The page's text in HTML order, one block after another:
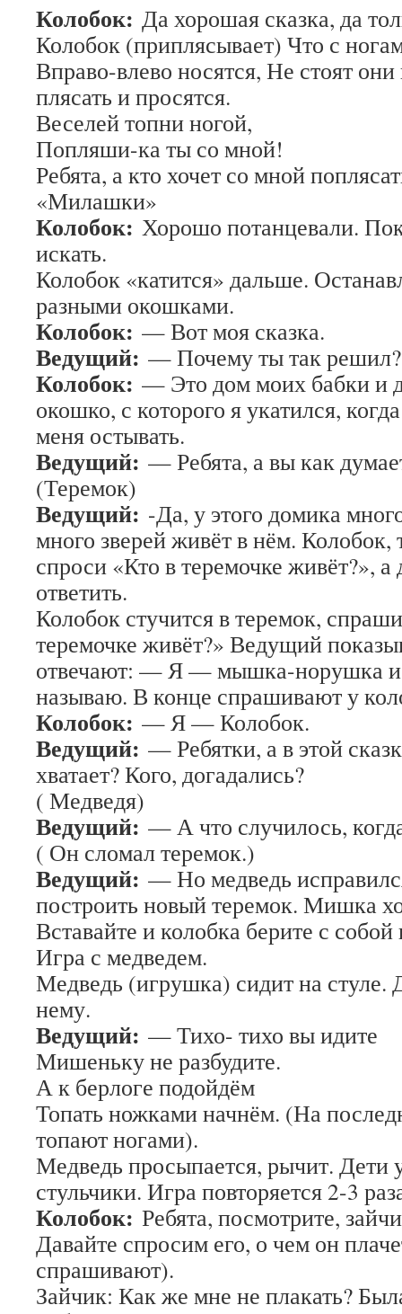
Колобок: Да хорошая сказка, да
Колобок (приплясывает) Что с
Вправо-влево носятся, Не стоят они
плясать и просятся.
Веселей топни ногой,
Попляши-ка ты со мной!
Ребята, а кто хочет со мной
«Милашки»
Колобок: Хорошо потанцевали.
искать.
Колобок «катится» дальше.
разными окошками.
Колобок: — Вот моя сказка.
Ведущий: — Почему ты так решил?
Колобок: — Это дом моих бабки и
окошко, с которого я укатился,
меня остывать.
Ведущий: — Ребята, а вы как
(Теремок)
Ведущий: -Да, у этого домика
много зверей живёт в нём.
спроси «Кто в теремочке живёт?», а
ответить.
Колобок стучится в теремок,
теремочке живёт?» Ведущий
отвечают: — Я — мышка-норушка и
называю. В конце спрашивают у
Колобок: — Я — Колобок.
Ведущий: — Ребятки, а в этой
хватает? Кого, догадались?
( Медведя)
Ведущий: — А что случилось,
( Он сломал теремок.)
Ведущий: — Но медведь
построить новый теремок. Мишка
Вставайте и колобка берите с собой
Игра с медведем.
Медведь (игрушка) сидит на стуле.
нему.
Ведущий: — Тихо- тихо вы идите
Мишеньку не разбудите.
А к берлоге подойдём
Топать ножками начнём. (На
топают ногами).
Медведь просыпается, рычит. Дети
стульчики. Игра повторяется 2-3
Колобок: Ребята, посмотрите,
Давайте спросим его, о чем он
спрашивают).
Зайчик: Как же мне не плакать?